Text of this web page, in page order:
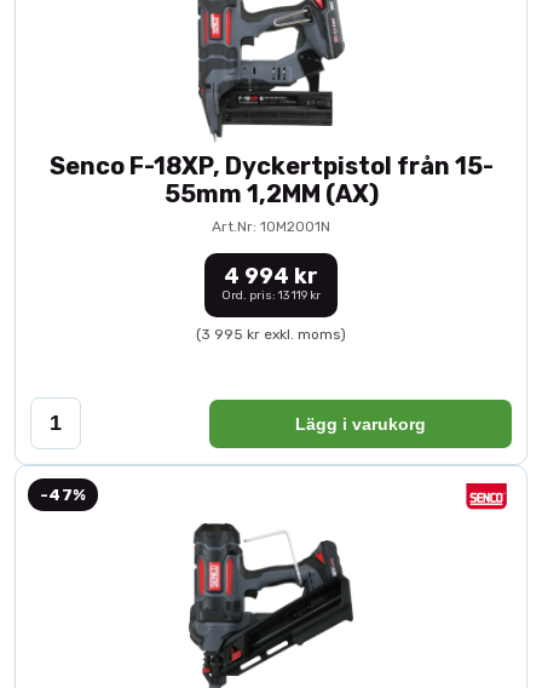
Senco F-18XP, Dyckertpistol från 15-
55mm 1,2MM (AX)
Art.Nr: 10M2001N
4 994 kr
Ord. pris: 13 119 kr
(3 995 kr exkl. moms)
Lägg i varukorg
-47%